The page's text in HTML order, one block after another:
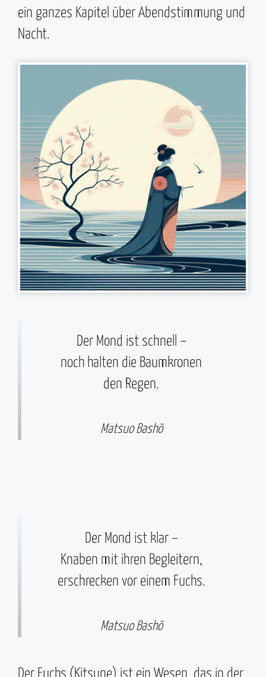
ein ganzes Kapitel über Abendstimmung und
Nacht.
Der Mond ist schnell –
noch halten die Baumkronen
den Regen.
Matsuo Bashō
Der Mond ist klar –
Knaben mit ihren Begleitern,
erschrecken vor einem Fuchs.
Matsuo Bashō
Der Fuchs (Kitsune) ist ein Wesen, das in der